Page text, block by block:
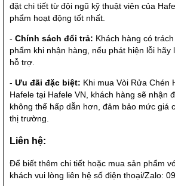
đặt chi tiết từ đội ngũ kỹ thuật viên của
phẩm hoạt động tốt nhất.
- Chính sách đổi trả: Khách hàng có
phẩm khi nhận hàng, nếu phát hiện lỗi
hỗ trợ.
- Ưu đãi đặc biệt: Khi mua Vòi Rửa Chén
Hafele tại Hafele VN, khách hàng sẽ nhận
không thể hấp dẫn hơn, đảm bảo mức giá
thị trường.
Liên hệ:
Để biết thêm chi tiết hoặc mua sản phẩm
khách vui lòng liên hệ số điện thoại/Zalo: